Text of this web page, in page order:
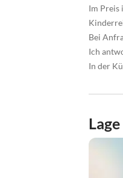
Im Preis
Bei
Ich
In der
Lage